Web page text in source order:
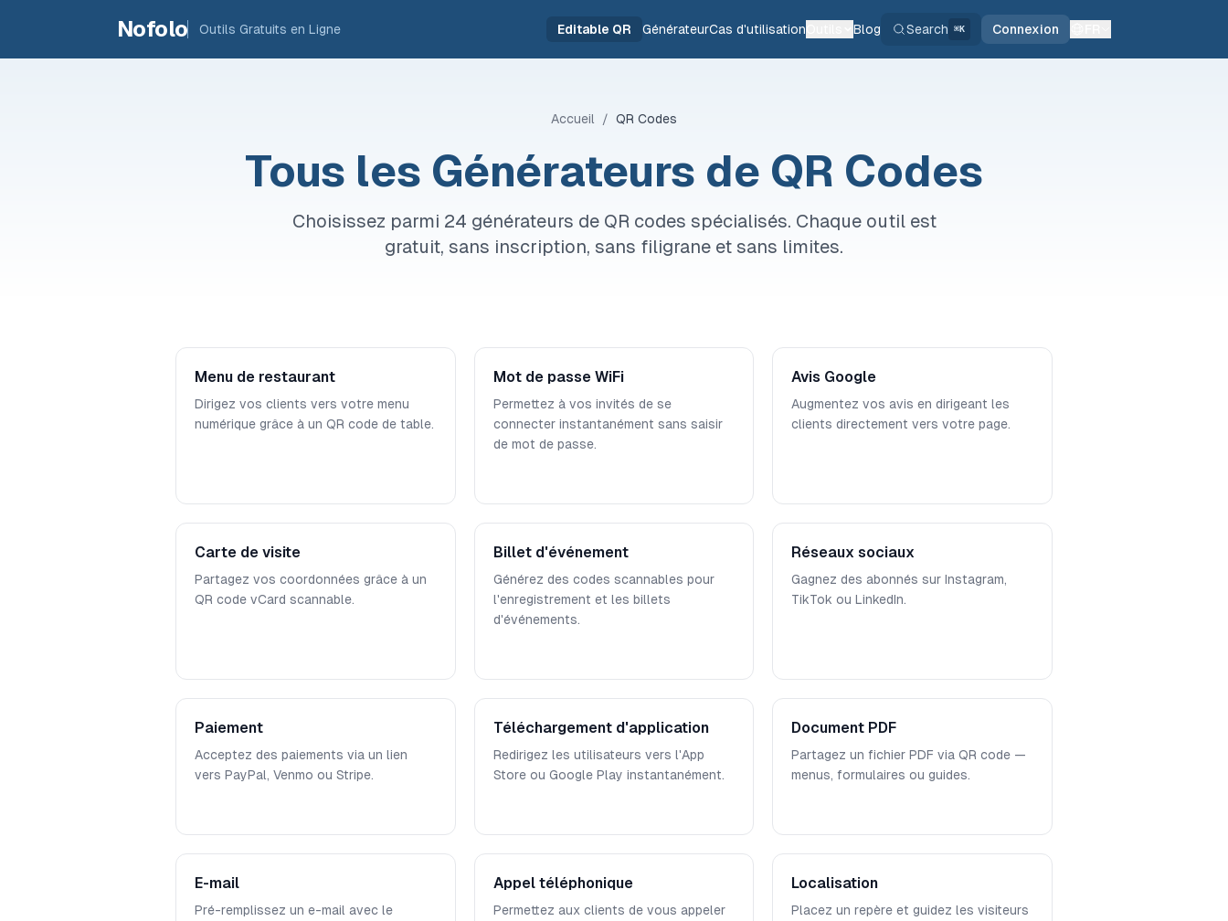
Nofolo Outils Gratuits en Ligne Editable QR GénérateurCas d'utilisation Blog Search ⌘K Connexion
Accueil / QR Codes
Tous les Générateurs de QR Codes
Choisissez parmi 24 générateurs de QR codes spécialisés. Chaque outil est
gratuit, sans inscription, sans filigrane et sans limites.
Menu de restaurant
Dirigez vos clients vers votre menu
numérique grâce à un QR code de table.
Mot de passe WiFi
Permettez à vos invités de se
connecter instantanément sans saisir
de mot de passe.
Avis Google
Augmentez vos avis en dirigeant les
clients directement vers votre page.
Carte de visite
Partagez vos coordonnées grâce à un
QR code vCard scannable.
Billet d'événement
Générez des codes scannables pour
l'enregistrement et les billets
d'événements.
Réseaux sociaux
Gagnez des abonnés sur Instagram,
TikTok ou LinkedIn.
Paiement
Acceptez des paiements via un lien
vers PayPal, Venmo ou Stripe.
Téléchargement d'application
Redirigez les utilisateurs vers l'App
Store ou Google Play instantanément.
Document PDF
Partagez un fichier PDF via QR code —
menus, formulaires ou guides.
E-mail
Pré-remplissez un e-mail avec le
Appel téléphonique
Permettez aux clients de vous appeler
Localisation
Placez un repère et guidez les visiteurs